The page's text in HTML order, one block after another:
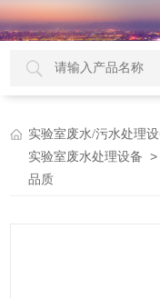
实验室废水/污水处理
实验室废水处理设备 >
品质